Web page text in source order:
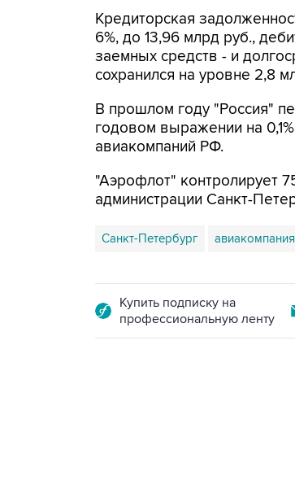
Кредиторская
6%, до 13,96 млрд руб.,
заемных средств - и
сохранился на уровне 2,8
В прошлом году "Россия"
годовом выражении на
авиакомпаний РФ.
"Аэрофлот" контролирует
администрации Санкт-
Санкт-Петербург
Купить подписку на
профессиональную ленту